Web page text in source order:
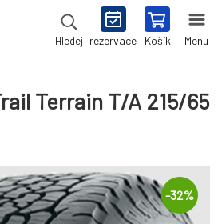
Hledej rezervace Košík Menu
Terrain T/A 215/65
-32%